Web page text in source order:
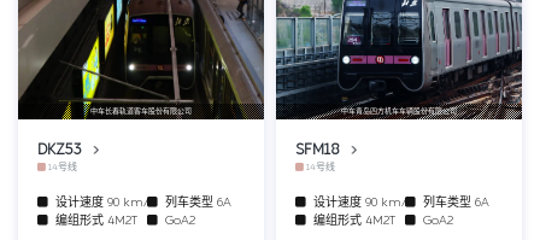
中车长春轨道客车股份有限公司
DKZ53
14号线
设计速度 90 km/h 列车类型 6A
编组形式 4M2T GoA2
中车青岛四方机车车辆股份有限公司
SFM18
14号线
设计速度 90 km/h 列车类型 6A
编组形式 4M2T GoA2